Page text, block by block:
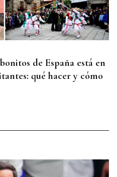
de España está en
qué hacer y cómo